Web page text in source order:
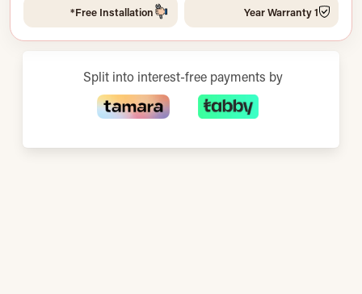
1 Year Warranty
Free Installation*
Split into interest-free payments by